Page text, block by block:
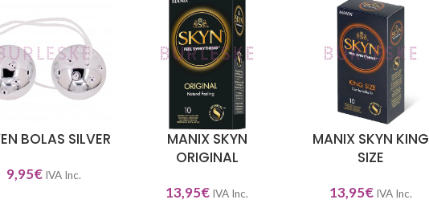
AL CARRITO
BOLAS SILVER
9,95€ IVA Inc.
AÑADIR AL CARRITO
MANIX SKYN
ORIGINAL
13,95€ IVA Inc.
AÑADIR AL CARRITO
MANIX SKYN KING
SIZE
13,95€ IVA Inc.